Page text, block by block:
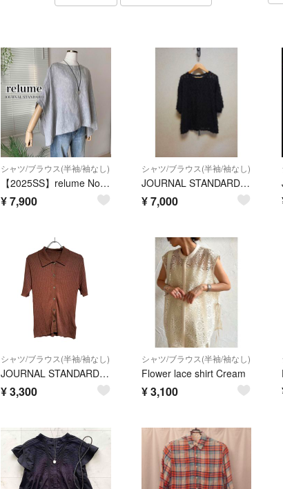
シャツ/ブラウス(半袖/袖なし)
【2025SS】relume No.14フレンチリネンポンチョプルオーバー グレー シャツ ブラウス
¥7,900
シャツ/ブラウス(半袖/袖なし)
JOURNAL STANDARD relumeシアーカットジャガードTブラウス
¥7,000
シャツ/ブラウス(半袖/袖なし)
JOURNAL STANDARD relume (ジャーナルスタンダードレリューム) ラメ混リブポロプルオーバー 24080462920030 ブラウン FREE
¥3,300
シャツ/ブラウス(半袖/袖なし)
Flower lace shirt Cream
¥3,100